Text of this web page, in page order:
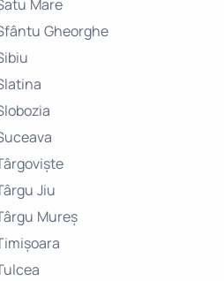
Mare
Gheorghe
Jiu
Mureș